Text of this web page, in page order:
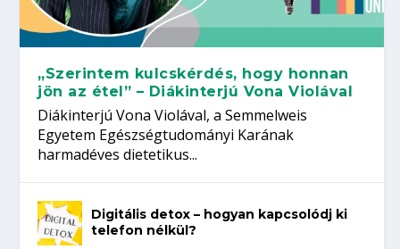
„Szerintem kulcskérdés, hogy honnan
jön az étel” – Diákinterjú Vona Violával
Diákinterjú Vona Violával, a Semmelweis
Egyetem Egészségtudományi Karának
harmadéves dietetikus...
Digitális detox – hogyan kapcsolódj ki
telefon nélkül?